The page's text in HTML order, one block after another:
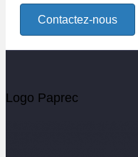
Contactez-nous
Logo Paprec